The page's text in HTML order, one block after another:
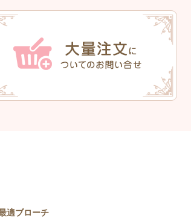
適ブローチ